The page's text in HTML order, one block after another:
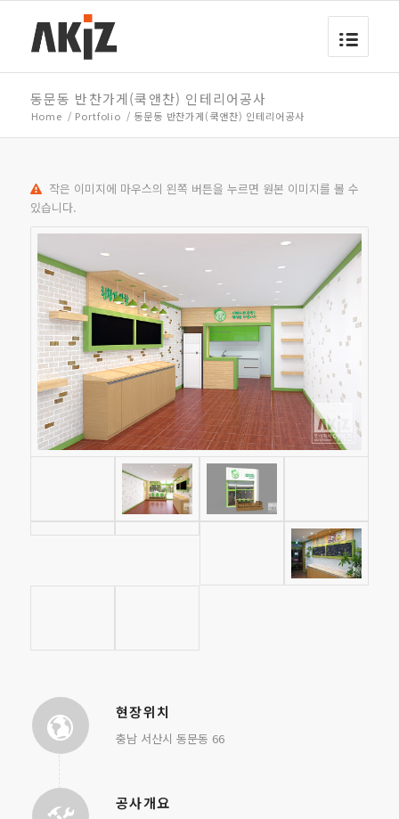
동문동 반찬가게(쿡앤찬) 인테리어공사
Home / Portfolio / 동문동 반찬가게(쿡앤찬) 인테리어공사
작은 이미지에 마우스의 왼쪽 버튼을 누르면 원본 이미지를 볼 수
있습니다.
현장위치
충남 서산시 동문동 66
공사개요